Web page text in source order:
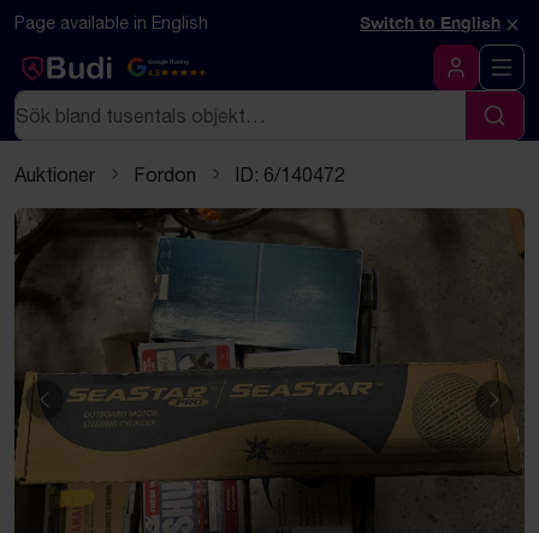
Hoppa till innehåll
Textbaserad (markdown) version av denna sida
Page available in English Switch to English ×
Google Rating
4.5
Logga in
Sök
Sök
Auktioner Fordon ID: 6/140472
Föregående